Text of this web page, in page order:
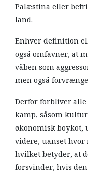
Palæstina eller
land.
Enhver definition
også omfavner, at
våben som
men også
Derfor forbliver
kamp, såsom
økonomisk boykot,
videre, uanset
hvilket betyder, at
forsvinder, hvis